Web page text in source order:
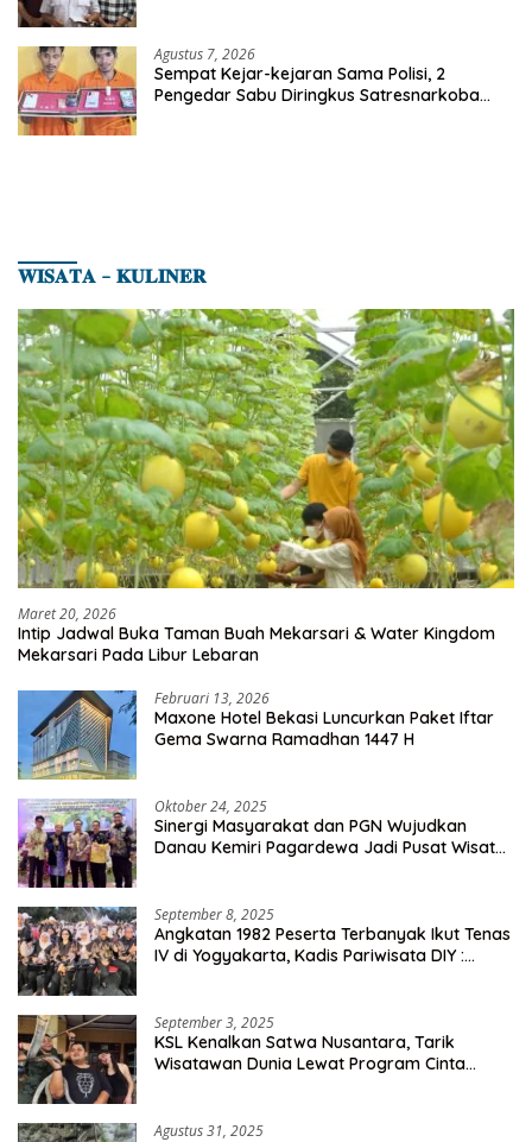
Agustus 7, 2026
Sempat Kejar-kejaran Sama Polisi, 2
Pengedar Sabu Diringkus Satresnarkoba
𝐖𝐈𝐒𝐀𝐓𝐀 – 𝐊𝐔𝐋𝐈𝐍𝐄𝐑
Maret 20, 2026
Intip Jadwal Buka Taman Buah Mekarsari & Water Kingdom
Mekarsari Pada Libur Lebaran
Februari 13, 2026
Maxone Hotel Bekasi Luncurkan Paket Iftar
Gema Swarna Ramadhan 1447 H
Oktober 24, 2025
Sinergi Masyarakat dan PGN Wujudkan
Danau Kemiri Pagardewa Jadi Pusat Wisata
September 8, 2025
Angkatan 1982 Peserta Terbanyak Ikut Tenas
IV di Yogyakarta, Kadis Pariwisata DIY :
September 3, 2025
KSL Kenalkan Satwa Nusantara, Tarik
Wisatawan Dunia Lewat Program Cinta
Agustus 31, 2025